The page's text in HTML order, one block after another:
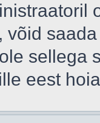
võid
sellega
eest